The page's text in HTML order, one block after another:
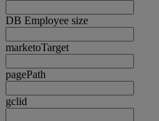
DB Employee size
marketoTarget
pagePath
gclid